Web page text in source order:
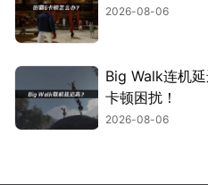
2026-08-06
Big Walk连机
卡顿困扰！
2026-08-06